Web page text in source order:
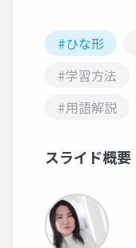
#ひな形
#学習方法
#用語解説
スライド概要